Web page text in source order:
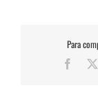
Para